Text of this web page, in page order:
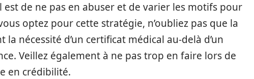
est de ne pas en abuser et de varier les motifs pour
optez pour cette stratégie, n’oubliez pas que la
nécessité d’un certificat médical au-delà d’un
Veillez également à ne pas trop en faire lors de
en crédibilité.